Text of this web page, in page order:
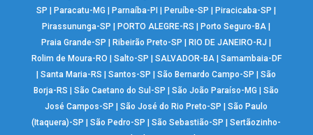
SP
Paracatu-MG Parnaíba-PI Peruíbe-SP Piracicaba-SP
Pirassununga-SP
PORTO ALEGRE-RS Porto Seguro-BA
Praia Grande-SP
Ribeirão Preto-SP RIO DE JANEIRO-RJ
Rolim de Moura-RO
Salto-SP SALVADOR-BA| Samambaia-DF
|Santa Maria-RS |Santos-SP |São Bernardo Campo-SP |São
Borja-RS
|São Caetano do Sul-SP |São João Paraíso-MG |São
José Campos-SP
|São José do Rio Preto-SP |São Paulo
(Itaquera)-SP
|São Pedro-SP |São Sebastião-SP |Sertãozinho-